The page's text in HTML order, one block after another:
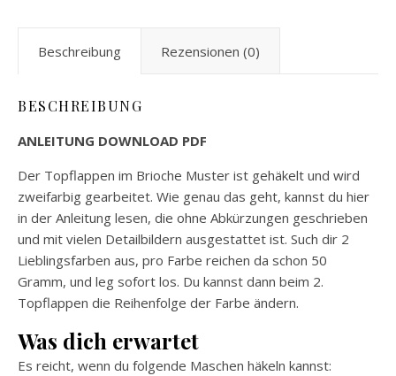
Beschreibung Rezensionen (0)
BESCHREIBUNG
ANLEITUNG DOWNLOAD PDF
Der Topflappen im Brioche Muster ist gehäkelt und wird
zweifarbig gearbeitet. Wie genau das geht, kannst du hier
in der Anleitung lesen, die ohne Abkürzungen geschrieben
und mit vielen Detailbildern ausgestattet ist. Such dir 2
Lieblingsfarben aus, pro Farbe reichen da schon 50
Gramm, und leg sofort los. Du kannst dann beim 2.
Topflappen die Reihenfolge der Farbe ändern.
Was dich erwartet
Es reicht, wenn du folgende Maschen häkeln kannst: